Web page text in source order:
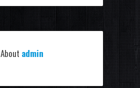
About admin